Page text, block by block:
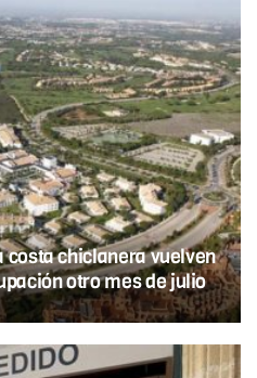
costa chiclanera vuelven
otro mes de julio